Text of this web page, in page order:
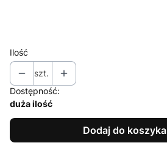
Ilość
szt.
Dostępność:
duża ilość
Dodaj do koszyka